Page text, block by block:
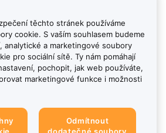
těchto stránek používáme
cookie. S vaším souhlasem budeme
analytické a marketingové soubory
pro sociální sítě. Ty nám pomáhají
pochopit, jak web používáte,
marketingové funkce i možnosti
Odmítnout